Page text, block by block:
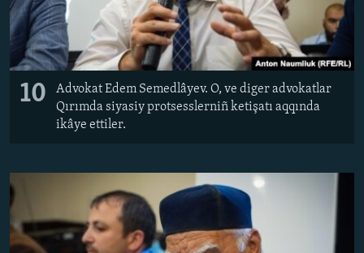
10
Advokat Edem Semedlâyev. O, ve diger advokatlar
Qırımda siyasiy protsesslerniñ ketişatı aqqında
ikâye ettiler.